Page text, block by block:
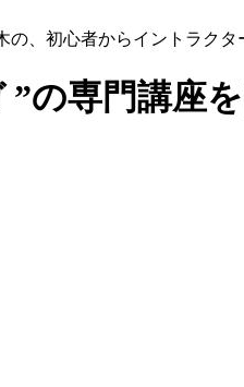
、初心者からイントラク
”の専門講座